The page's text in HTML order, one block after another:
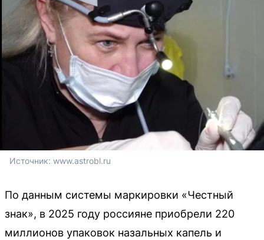
Источник: www.astrobl.ru
По данным системы маркировки «Честный
знак», в 2025 году россияне приобрели 220
миллионов упаковок назальных капель и